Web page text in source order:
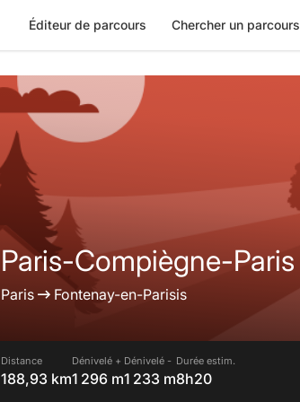
Éditeur de parcours Chercher un parcours
Paris-Compiègne-Paris
Paris Fontenay-en-Parisis
Distance
188,93 km
Dénivelé +
1 296 m
Dénivelé -
1 233 m
Durée estim.
8h20